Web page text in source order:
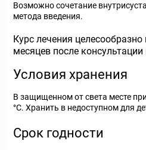
Возможно сочетание
метода введения.
Курс лечения
месяцев после консультации
Условия хранения
В защищенном от света месте
°С. Хранить в недоступном для
Срок годности